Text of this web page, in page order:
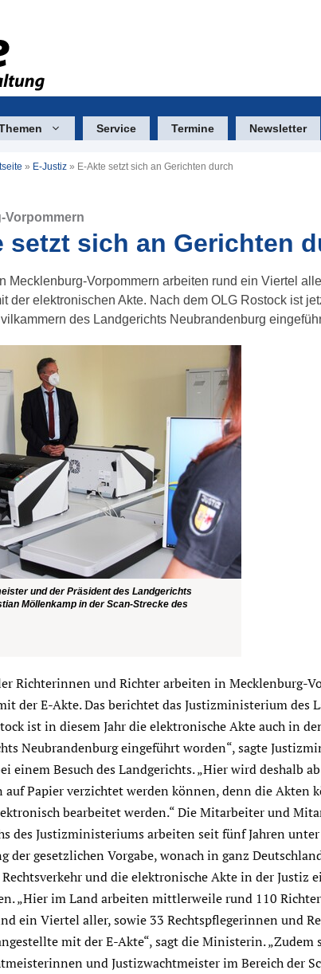
Service Termine Newsletter
» E-Justiz » E-Akte setzt sich an Gerichten durch
Vorpommern
setzt sich an Gerichten
Mecklenburg-Vorpommern arbeiten rund ein Viertel
der elektronischen Akte. Nach dem OLG Rostock ist
des Landgerichts Neubrandenburg
und der Präsident des Landgerichts
Möllenkamp in der Scan-Strecke des
Richterinnen und Richter arbeiten in Mecklenburg-
der E-Akte. Das berichtet das Justizministerium des
ist in diesem Jahr die elektronische Akte auch in
Neubrandenburg eingeführt worden“, sagte
einem Besuch des Landgerichts. „Hier wird deshalb
Papier verzichtet werden können, denn die Akten
bearbeitet werden.“ Die Mitarbeiter und
des Justizministeriums arbeiten seit fünf Jahren
der gesetzlichen Vorgabe, wonach in ganz
und die elektronische Akte in der Justiz
„Hier im Land arbeiten mittlerweile rund 110
ein Viertel aller, sowie 33 Rechtspflegerinnen und
mit der E-Akte“, sagt die Ministerin. „Zudem
und Justizwachtmeister im Bereich der